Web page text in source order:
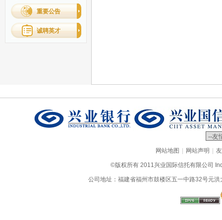
重要公告
诚聘英才
网站地图 | 网站声明 |
©版权所有 2011兴业国际信托有限公司
公司地址：福建省福州市鼓楼区五一中路32号元